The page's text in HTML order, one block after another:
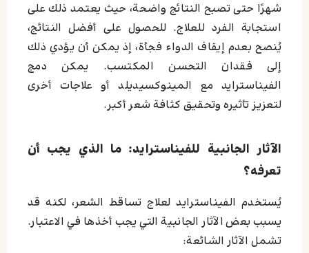
شهرًا حتى تصبح النتائج واضحة، حيث يعتمد ذلك على
استجابة الفرد للعلاج. للحصول على أفضل النتائج،
يُنصح بعدم إيقاف الدواء فجأة، إذ يمكن أن يؤدي ذلك
إلى فقدان التحسن المكتسب. يمكن دمج
الفيناسترايد مع المينوكسيديلد أو علاجات أخرى
لتعزيز تأثيره وتحقيق كثافة شعر أكبر.
الآثار الجانبية للفيناسترايد: ما الذي يجب أن
تعرفه؟
يُستخدم الفيناسترايد لعلاج تساقط الشعر، لكنه قد
يسبب بعض الآثار الجانبية التي يجب أخذها في الاعتبار.
تشمل الآثار الشائعة: